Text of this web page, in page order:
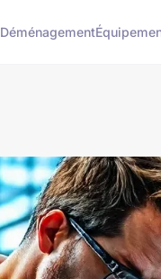
Déménagement